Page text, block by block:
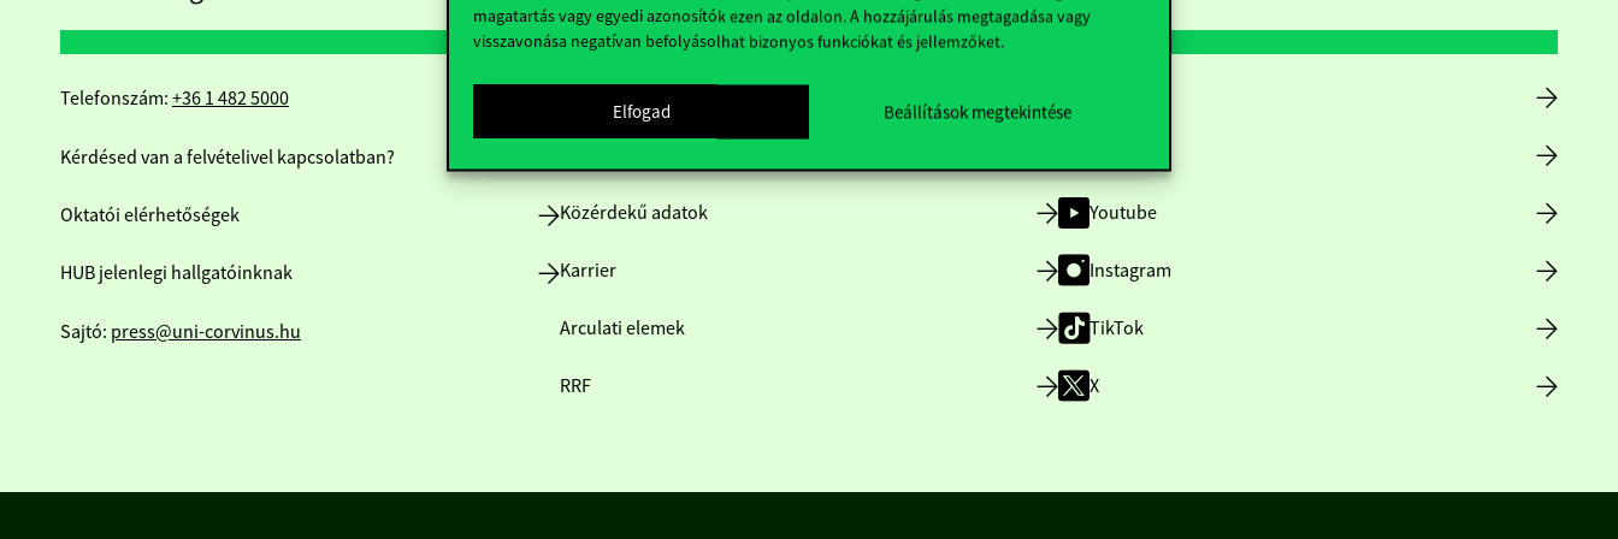
magatartás vagy egyedi azonosítók ezen az oldalon. A hozzájárulás megtagadása vagy
visszavonása negatívan befolyásolhat bizonyos funkciókat és jellemzőket.
Elfogad Beállítások megtekintése
Telefonszám: +36 1 482 5000
Kérdésed van a felvételivel kapcsolatban?
Oktatói elérhetőségek
HUB jelenlegi hallgatóinknak
Sajtó: press@uni-corvinus.hu
Közérdekű adatok
Karrier
Arculati elemek
RRF
Youtube
Instagram
TikTok
X